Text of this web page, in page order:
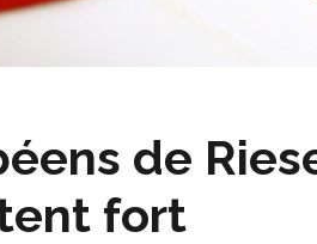
de
fort